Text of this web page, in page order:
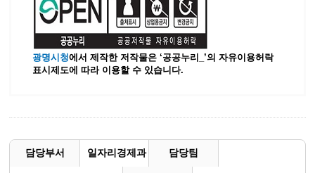
광명시청에서 제작한 저작물은 ‘공공누리_’의 자유이용허락
표시제도에 따라 이용할 수 있습니다.
담당부서 일자리경제과 담당팀